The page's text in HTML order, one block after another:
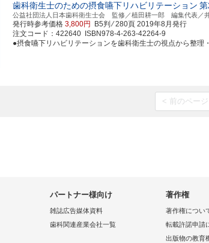
歯科衛生士のための摂食嚥下リハビリテーション
公益社団法人日本歯科衛生士会 監修／植田耕一郎 編集代表／
発行時参考価格 3,800円 B5判 ⁄ 280頁 2019年8月発行
注文コード：422640 ISBN978-4-263-42264-9
●摂食嚥下リハビリテーションを歯科衛生士の視点から整
< 前のページ
パートナー様向け
雑誌広告媒体資料
歯科関連産業会社一覧
著作権
著作権につい
転載許諾申請
出版物の教育